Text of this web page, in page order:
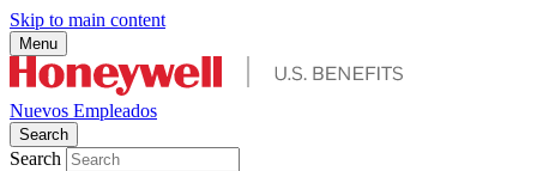
Skip to main content
Menu
Nuevos Empleados
Search
Search